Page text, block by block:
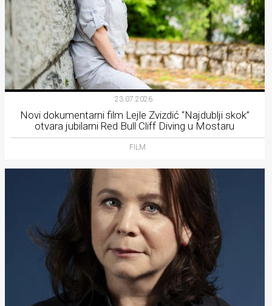
23.07.2026.
Novi dokumentarni film Lejle Zvizdić “Najdublji skok”
otvara jubilarni Red Bull Cliff Diving u Mostaru
FILM